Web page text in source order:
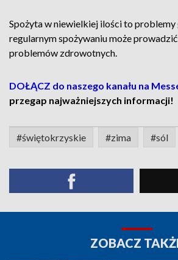
Spożyta w niewielkiej ilości to problemy
regularnym spożywaniu może
problemów zdrowotnych.
DOŁĄCZ do naszego kanału na
przegap najważniejszych informacji!
#świętokrzyskie #zima #sól
ZOBACZ